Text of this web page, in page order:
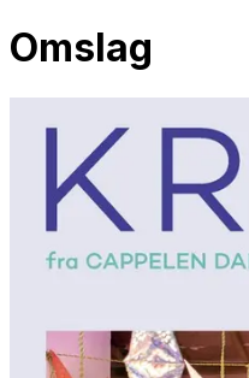
Omslag